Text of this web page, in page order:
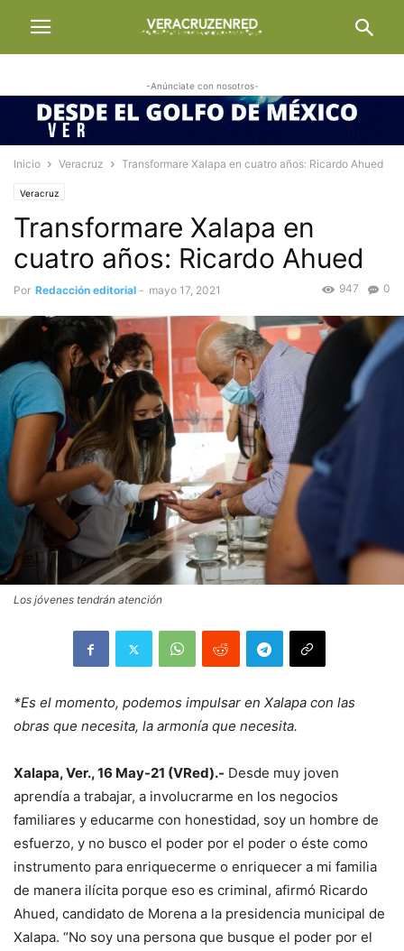
-Anúnciate con nosotros-
Inicio Veracruz Transformare Xalapa en cuatro años: Ricardo Ahued
Veracruz
Transformare Xalapa en
cuatro años: Ricardo Ahued
Por Redacción editorial - mayo 17, 2021 0
947
Los jóvenes tendrán atención
*Es el momento, podemos impulsar en Xalapa con las
obras que necesita, la armonía que necesita.
Xalapa, Ver., 16 May-21 (VRed).- Desde muy joven
aprendía a trabajar, a involucrarme en los negocios
familiares y educarme con honestidad, soy un hombre de
esfuerzo, y no busco el poder por el poder o éste como
instrumento para enriquecerme o enriquecer a mi familia
de manera ilícita porque eso es criminal, afirmó Ricardo
Ahued, candidato de Morena a la presidencia municipal de
Xalapa. “No soy una persona que busque el poder por el